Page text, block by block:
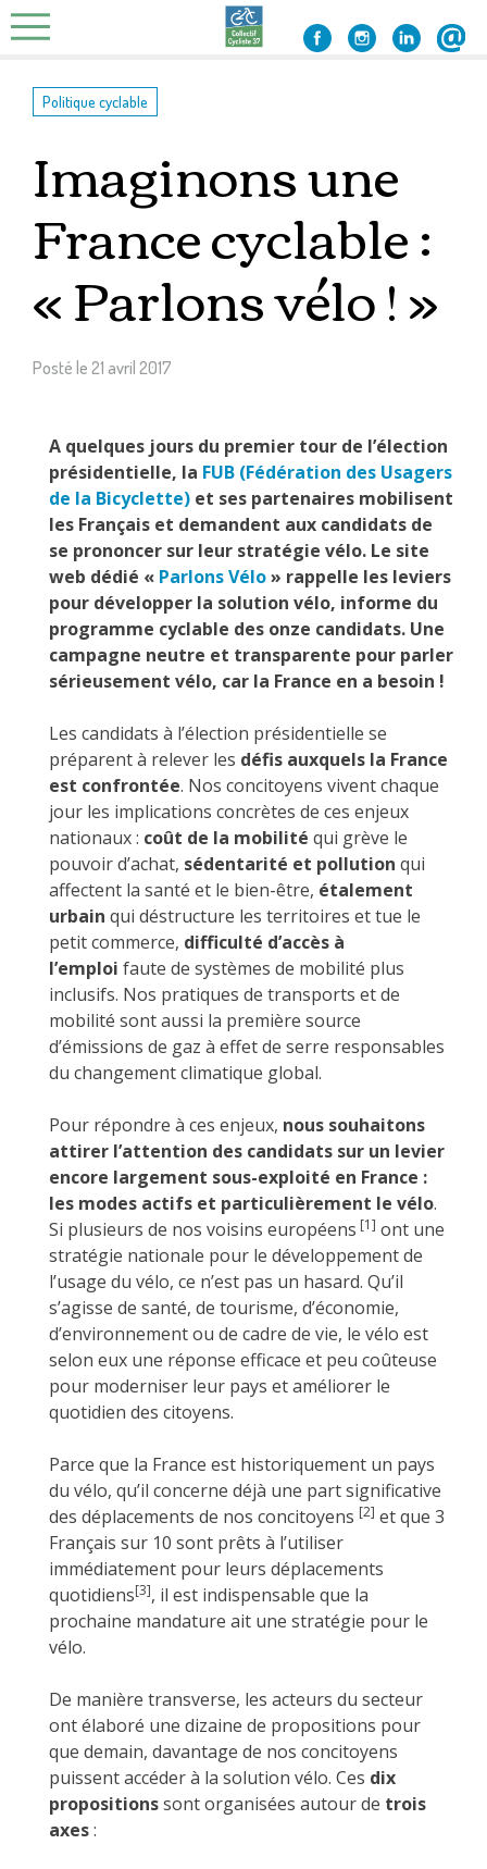
Skip
to
Politique cyclable
Imaginons une
France cyclable :
« Parlons vélo ! »
Posté le 21 avril 2017
A quelques jours du premier tour de l’élection
présidentielle, la FUB (Fédération des Usagers
de la Bicyclette) et ses partenaires mobilisent
les Français et demandent aux candidats de
se prononcer sur leur stratégie vélo. Le site
web dédié « Parlons Vélo» rappelle les leviers
pour développer la solution vélo, informe du
programme cyclable des onze candidats. Une
campagne neutre et transparente pour parler
sérieusement vélo, car la France en a besoin !
Les candidats à l’élection présidentielle se
préparent à relever les défis auxquels la France
est confrontée. Nos concitoyens vivent chaque
jour les implications concrètes de ces enjeux
nationaux : coût de la mobilité qui grève le
pouvoir d’achat, sédentarité et pollution qui
affectent la santé et le bien-être, étalement
urbain qui déstructure les territoires et tue le
petit commerce, difficulté d’accès à
l’emploi faute de systèmes de mobilité plus
inclusifs. Nos pratiques de transports et de
mobilité sont aussi la première source
d’émissions de gaz à effet de serre responsables
du changement climatique global.
Pour répondre à ces enjeux, nous souhaitons
attirer l’attention des candidats sur un levier
encore largement sous-exploité en France :
les modes actifs et particulièrement le vélo.
Si plusieurs de nos voisins européens [1] ont une
stratégie nationale pour le développement de
l’usage du vélo, ce n’est pas un hasard. Qu’il
s’agisse de santé, de tourisme, d’économie,
d’environnement ou de cadre de vie, le vélo est
selon eux une réponse efficace et peu coûteuse
pour moderniser leur pays et améliorer le
quotidien des citoyens.
Parce que la France est historiquement un pays
du vélo, qu’il concerne déjà une part significative
des déplacements de nos concitoyens [2] et que 3
Français sur 10 sont prêts à l’utiliser
immédiatement pour leurs déplacements
quotidiens[3], il est indispensable que la
prochaine mandature ait une stratégie pour le
vélo.
De manière transverse, les acteurs du secteur
ont élaboré une dizaine de propositions pour
que demain, davantage de nos concitoyens
puissent accéder à la solution vélo. Ces dix
propositionssont organisées autour de trois
axes: